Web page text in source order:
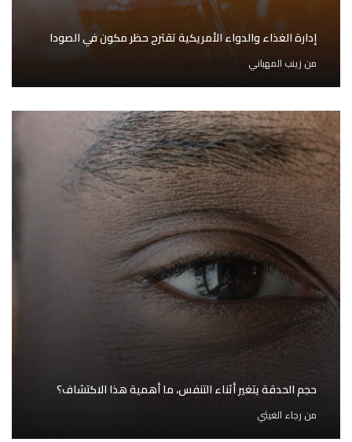
إدارة الغذاء والدواء الأمريكية تقترح حظر مكون في الصودا
من زينب المهباني
حجم الحدقة يتغير أثناء التنفس، ما أهمية هذا الاكتشاف؟
من رجاء الغيثي